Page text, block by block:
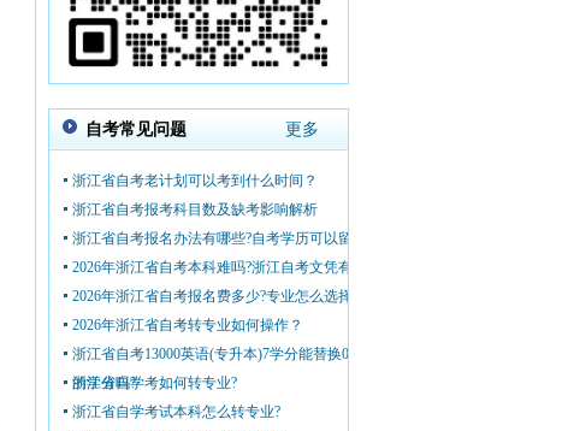
自考常见问题 更多
浙江省自考老计划可以考到什么时间？
浙江省自考报考科目数及缺考影响解析
浙江省自考报名办法有哪些?自考学历可以留学吗?
2026年浙江省自考本科难吗?浙江自考文凭有啥用?
2026年浙江省自考报名费多少?专业怎么选择？
2026年浙江省自考转专业如何操作？
浙江省自考13000英语(专升本)7学分能替换00015英语(二)14
的学分吗?
浙江省自学考如何转专业?
浙江省自学考试本科怎么转专业?